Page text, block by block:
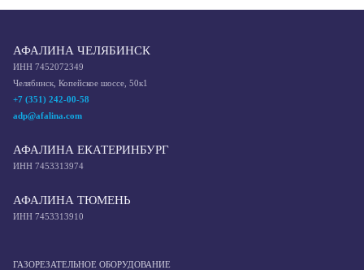
АФАЛИНА ЧЕЛЯБИНСК
ИНН 7452072349
Челябинск, Копейское шоссе, 50к1
+7 (351) 242-00-58
adp@afalina.com
АФАЛИНА ЕКАТЕРИНБУРГ
ИНН 7453313974
АФАЛИНА ТЮМЕНЬ
ИНН 7453313910
ГАЗОРЕЗАТЕЛЬНОЕ ОБОРУДОВАНИЕ